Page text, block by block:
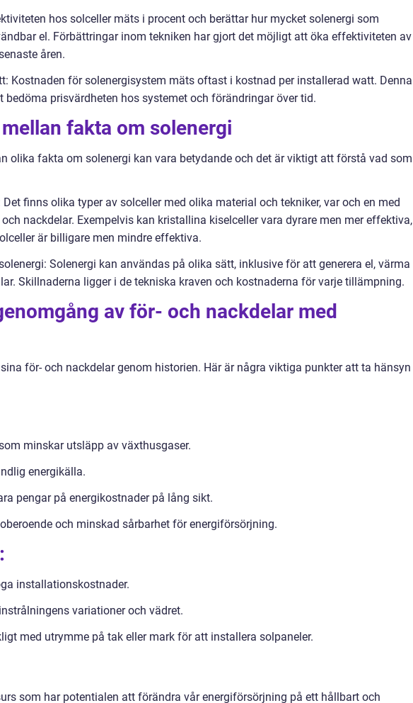
hos solceller mäts i procent och berättar hur mycket solenergi som
el. Förbättringar inom tekniken har gjort det möjligt att öka effektiviteten av
åren.
Kostnaden för solenergisystem mäts oftast i kostnad per installerad watt. Denna
prisvärdheten hos systemet och förändringar över tid.
fakta om solenergi
olika fakta om solenergi kan vara betydande och det är viktigt att förstå vad som
Det finns olika typer av solceller med olika material och tekniker, var och en med
nackdelar. Exempelvis kan kristallina kiselceller vara dyrare men mer effektiva,
är billigare men mindre effektiva.
Solenergi kan användas på olika sätt, inklusive för att generera el, värma
Skillnaderna ligger i de tekniska kraven och kostnaderna för varje tillämpning.
av för- och nackdelar med
för- och nackdelar genom historien. Här är några viktiga punkter att ta hänsyn
minskar utsläpp av växthusgaser.
energikälla.
pengar på energikostnader på lång sikt.
och minskad sårbarhet för energiförsörjning.
installationskostnader.
variationer och vädret.
med utrymme på tak eller mark för att installera solpaneler.
som har potentialen att förändra vår energiförsörjning på ett hållbart och